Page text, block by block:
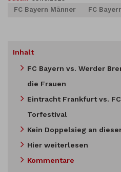
FC Bayern Männer
FC
Inhalt
FC Bayern vs. Werder
die Frauen
Eintracht Frankfurt vs.
Torfestival
Kein Doppelsieg an
Hier weiterlesen
Kommentare